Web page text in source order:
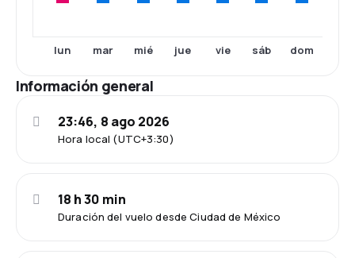
lun mar mié jue vie sáb dom
Información general
Hora local (UTC+3:30)
23:46, 8 ago 2026
Duración del vuelo desde Ciudad de México
18 h 30 min